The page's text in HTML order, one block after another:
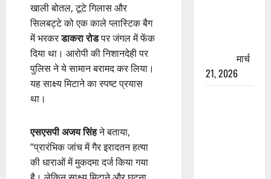
खाली बोतल, टूटे गिलास और
सिलबट्टे को एक काले प्लास्टिक बैग
में भरकरडाकरा रोडपर जंगल में फेंक
दिया था। आरोपी की निशानदेही पर
पुलिस ने ये सामान बरामद कर लिया।
यह साक्ष्य मिटाने का स्पष्ट प्रयास
था।
एसएसपी अजय सिंहने बताया,
“प्रारंभिक जांच में गैर इरादतन हत्या
की धाराओं में मुकदमा दर्ज किया गया
मार्च
21, 2026